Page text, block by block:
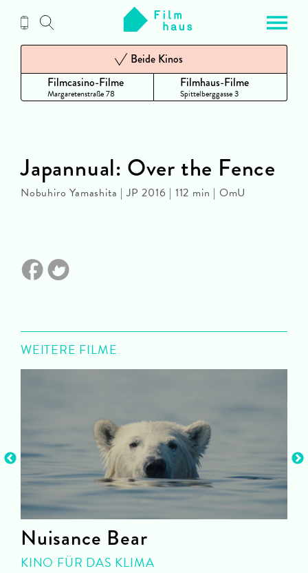
Inhalt
Filmcasino-Filme
Margaretenstraße 78
Beide Kinos
Filmhaus-Filme
Spittelberggasse 3
Japannual: Over the Fence
Nobuhiro Yamashita | JP 2016 | 112 min | OmU
WEITERE FILME
Nuisance Bear
KINO FÜR DAS KLIMA